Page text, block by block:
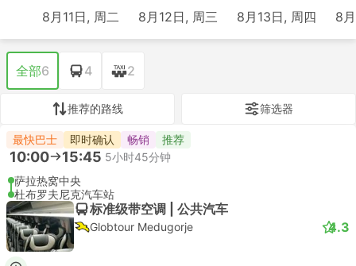
8月11日, 周二 8月12日, 周三 8月13日, 周四 8
全部6 4 2
推荐的路线 筛选器
最快巴士 即时确认 畅销 推荐
10:00 15:45 5小时45分钟
萨拉热窝中央
杜布罗夫尼克汽车站
标准级带空调 | 公共汽车
Globtour Medugorje 4.3